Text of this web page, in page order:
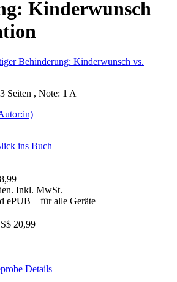
Kinderwunsch
Seiten , Note: 1 A
ins Buch
Inkl. MwSt.
ePUB – für alle Geräte
20,99
Details